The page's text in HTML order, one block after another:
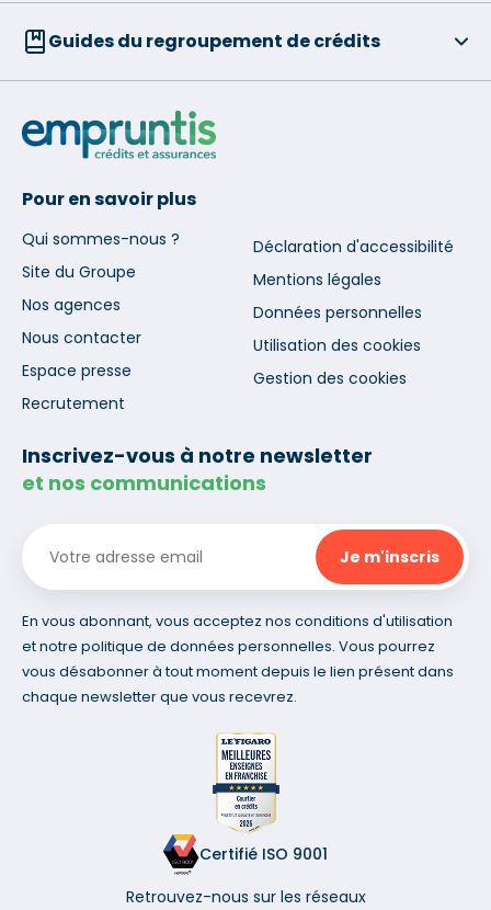
Guides du regroupement de crédits
Pour en savoir plus
Qui sommes-nous ?
Site du Groupe
Nos agences
Nous contacter
Espace presse
Recrutement
Déclaration d'accessibilité
Mentions légales
Données personnelles
Utilisation des cookies
Gestion des cookies
Inscrivez-vous à notre newsletter
et nos communications
En vous abonnant, vous acceptez nos conditions d'utilisation
et notre politique de données personnelles. Vous pourrez
vous désabonner à tout moment depuis le lien présent dans
chaque newsletter que vous recevrez.
Certifié ISO 9001
Retrouvez-nous sur les réseaux